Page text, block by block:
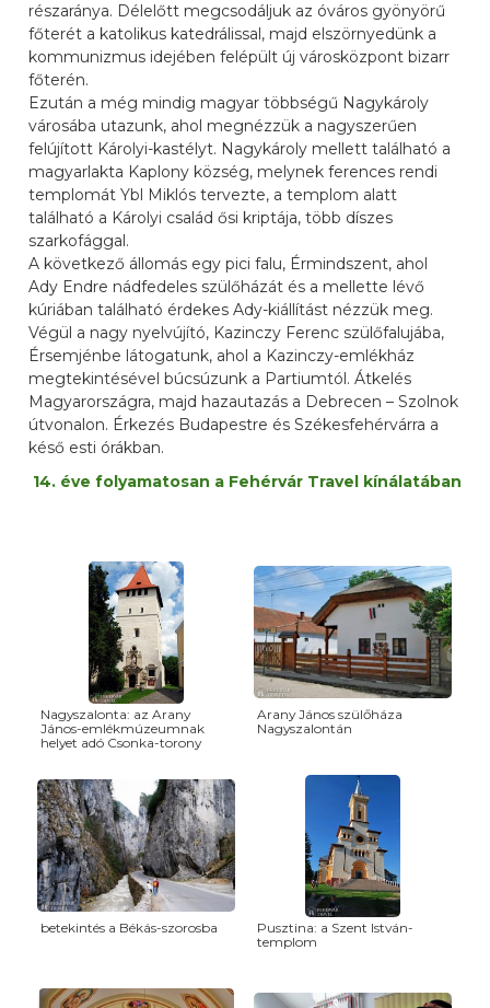
részaránya. Délelőtt megcsodáljuk az óváros gyönyörű
főterét a katolikus katedrálissal, majd elszörnyedünk a
kommunizmus idejében felépült új városközpont bizarr
főterén.
Ezután a még mindig magyar többségű Nagykároly
városába utazunk, ahol megnézzük a nagyszerűen
felújított Károlyi-kastélyt. Nagykároly mellett található a
magyarlakta Kaplony község, melynek ferences rendi
templomát Ybl Miklós tervezte, a templom alatt
található a Károlyi család ősi kriptája, több díszes
szarkofággal.
A következő állomás egy pici falu, Érmindszent, ahol
Ady Endre nádfedeles szülőházát és a mellette lévő
kúriában található érdekes Ady-kiállítást nézzük meg.
Végül a nagy nyelvújító, Kazinczy Ferenc szülőfalujába,
Érsemjénbe látogatunk, ahol a Kazinczy-emlékház
megtekintésével búcsúzunk a Partiumtól. Átkelés
Magyarországra, majd hazautazás a Debrecen – Szolnok
útvonalon. Érkezés Budapestre és Székesfehérvárra a
késő esti órákban.
14. éve folyamatosan a Fehérvár Travel kínálatában
Nagyszalonta: az Arany
János-emlékmúzeumnak
helyet adó Csonka-torony
Arany János szülőháza
Nagyszalontán
betekintés a Békás-szorosba
Pusztina: a Szent István-
templom